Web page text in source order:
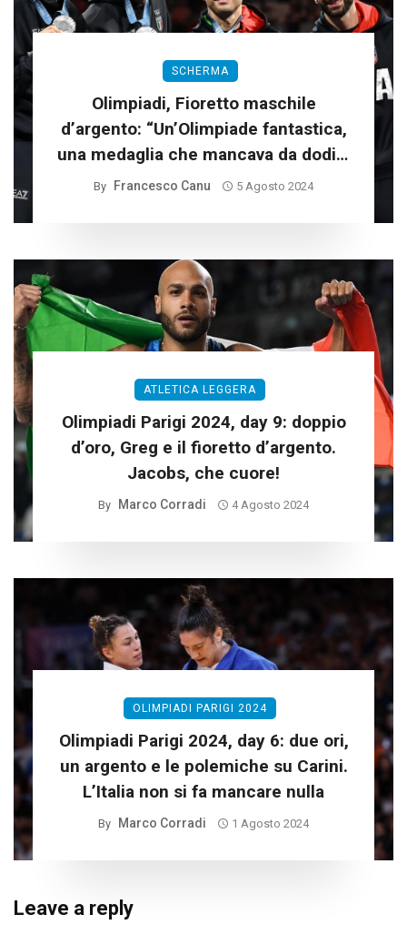
SCHERMA
Olimpiadi, Fioretto maschile
d’argento: “Un’Olimpiade fantastica,
una medaglia che mancava da dodici
anni”
By Francesco Canu 5 Agosto 2024
ATLETICA LEGGERA
Olimpiadi Parigi 2024, day 9: doppio
d’oro, Greg e il fioretto d’argento.
Jacobs, che cuore!
By Marco Corradi 4 Agosto 2024
OLIMPIADI PARIGI 2024
Olimpiadi Parigi 2024, day 6: due ori,
un argento e le polemiche su Carini.
L’Italia non si fa mancare nulla
By Marco Corradi 1 Agosto 2024
Leave a reply